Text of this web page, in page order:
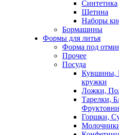
Синтетика
Щетина
Наборы
Бормашины
Формы для литья
Форма под
Прочее
Посуда
Кувшины,
кружки
Ложки,
Тарелки,
Горшки,